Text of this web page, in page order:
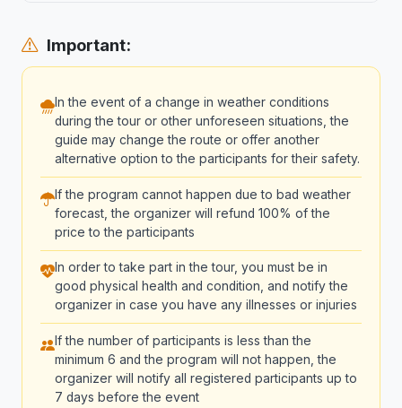
Important:
In the event of a change in weather conditions
during the tour or other unforeseen situations, the
guide may change the route or offer another
alternative option to the participants for their safety.
If the program cannot happen due to bad weather
forecast, the organizer will refund 100% of the
price to the participants
In order to take part in the tour, you must be in
good physical health and condition, and notify the
organizer in case you have any illnesses or injuries
If the number of participants is less than the
minimum 6 and the program will not happen, the
organizer will notify all registered participants up to
7 days before the event